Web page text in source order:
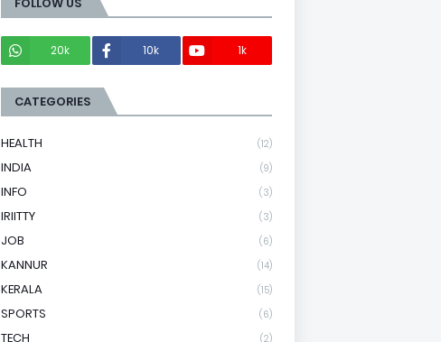
20k
10k 1k
CATEGORIES
HEALTH (12)
INDIA (9)
INFO (3)
IRIITTY (3)
JOB (6)
KANNUR (14)
KERALA (15)
SPORTS (6)
TECH (2)